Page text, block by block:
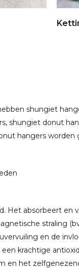
shungiet
shungiet donut
hangers worden
Het absorbeert en
straling
en de
krachtige
en het